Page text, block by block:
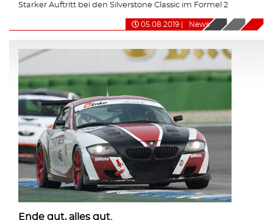
Starker Auftritt bei den Silverstone Classic im Formel 2
05.08.2019 News
Ende gut, alles gut.